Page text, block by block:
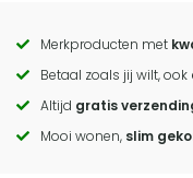
Call
to
actions
Merkproducten met
Betaal zoals jij wilt, ook
Altijd gratis
Mooi wonen, slim